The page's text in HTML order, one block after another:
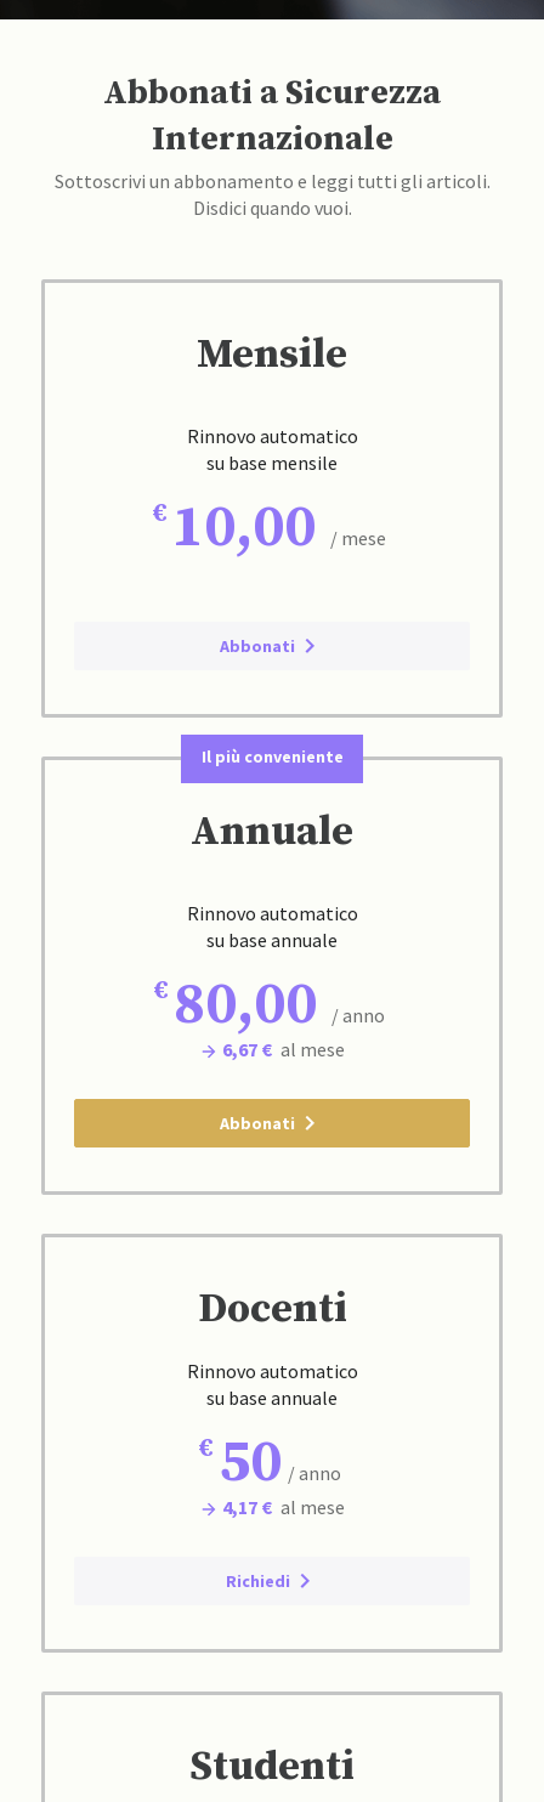
Abbonati a Sicurezza
Internazionale
Sottoscrivi un abbonamento e leggi tutti gli articoli.
Disdici quando vuoi.
Mensile
Rinnovo automatico
su base mensile
10,00 / mese
Abbonati
Il più conveniente
Annuale
Rinnovo automatico
su base annuale
80,00
/ anno
6,67 € al mese
Abbonati
Docenti
Rinnovo automatico
su base annuale
50 / anno
4,17 € al mese
Richiedi
Studenti